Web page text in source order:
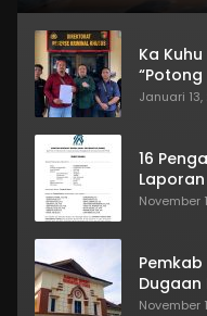
Ka
Januari
16
November
Dugaan
November